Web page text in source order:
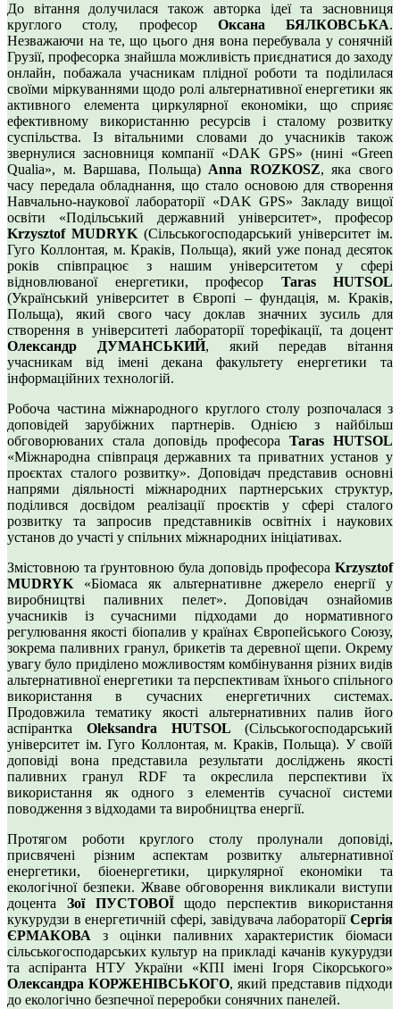
До вітання долучилася також авторка ідеї та засновниця
круглого столу, професор Оксана БЯЛКОВСЬКА.
Незважаючи на те, що цього дня вона перебувала у сонячній
Грузії, професорка знайшла можливість приєднатися до заходу
онлайн, побажала учасникам плідної роботи та поділилася
своїми міркуваннями щодо ролі альтернативної енергетики як
активного елемента циркулярної економіки, що сприяє
ефективному використанню ресурсів і сталому розвитку
суспільства. Із вітальними словами до учасників також
звернулися засновниця компанії «DAK GPS» (нині «Green
Qualia», м. Варшава, Польща) Anna ROZKOSZ, яка свого
часу передала обладнання, що стало основою для створення
Навчально-наукової лабораторії «DAK GPS» Закладу вищої
освіти «Подільський державний університет», професор
Krzysztof MUDRYK (Сільськогосподарський університет ім.
Гуго Коллонтая, м. Краків, Польща), який уже понад десяток
років співпрацює з нашим університетом у сфері
відновлюваної енергетики, професор Taras HUTSOL
(Український університет в Європі – фундація, м. Краків,
Польща), який свого часу доклав значних зусиль для
створення в університеті лабораторії торефікації, та доцент
Олександр ДУМАНСЬКИЙ, який передав вітання
учасникам від імені декана факультету енергетики та
інформаційних технологій.
Робоча частина міжнародного круглого столу розпочалася з
доповідей зарубіжних партнерів. Однією з найбільш
обговорюваних стала доповідь професора Taras HUTSOL
«Міжнародна співпраця державних та приватних установ у
проєктах сталого розвитку». Доповідач представив основні
напрями діяльності міжнародних партнерських структур,
поділився досвідом реалізації проєктів у сфері сталого
розвитку та запросив представників освітніх і наукових
установ до участі у спільних міжнародних ініціативах.
Змістовною та ґрунтовною була доповідь професора Krzysztof
MUDRYK «Біомаса як альтернативне джерело енергії у
виробництві паливних пелет». Доповідач ознайомив
учасників із сучасними підходами до нормативного
регулювання якості біопалив у країнах Європейського Союзу,
зокрема паливних гранул, брикетів та деревної щепи. Окрему
увагу було приділено можливостям комбінування різних видів
альтернативної енергетики та перспективам їхнього спільного
використання в сучасних енергетичних системах.
Продовжила тематику якості альтернативних палив його
аспірантка Oleksandra HUTSOL (Сільськогосподарський
університет ім. Гуго Коллонтая, м. Краків, Польща). У своїй
доповіді вона представила результати досліджень якості
паливних гранул RDF та окреслила перспективи їх
використання як одного з елементів сучасної системи
поводження з відходами та виробництва енергії.
Протягом роботи круглого столу пролунали доповіді,
присвячені різним аспектам розвитку альтернативної
енергетики, біоенергетики, циркулярної економіки та
екологічної безпеки. Жваве обговорення викликали виступи
доцента Зої ПУСТОВОЇщодо перспектив використання
кукурудзи в енергетичній сфері, завідувача лабораторії Сергія
ЄРМАКОВА з оцінки паливних характеристик біомаси
сільськогосподарських культур на прикладі качанів кукурудзи
та аспіранта НТУ України «КПІ імені Ігоря Сікорського»
Олександра КОРЖЕНІВСЬКОГО, який представив підходи
до екологічно безпечної переробки сонячних панелей.